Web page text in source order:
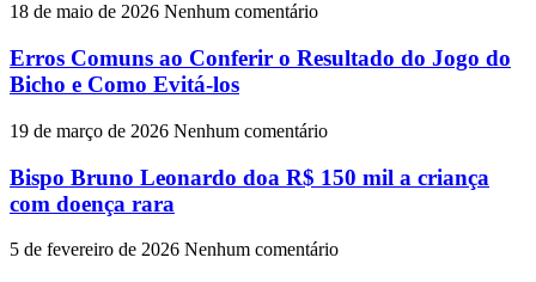
18 de maio de 2026 Nenhum comentário
Erros Comuns ao Conferir o Resultado do Jogo do
Bicho e Como Evitá-los
19 de março de 2026 Nenhum comentário
Bispo Bruno Leonardo doa R$ 150 mil a criança
com doença rara
5 de fevereiro de 2026 Nenhum comentário